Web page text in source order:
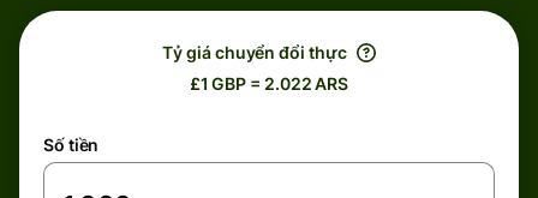
Tỷ giá chuyển đổi thực
£1 GBP = 2.022 ARS
Số tiền